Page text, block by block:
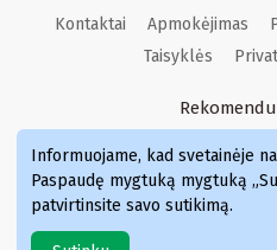
Kontaktai Apmokėjimas
Taisyklės
Kvepalai Kvepalai
Kvepalai
Informuojame, kad svetainėje
Paspaudę mygtuką mygtuką
patvirtinsite savo sutikimą.